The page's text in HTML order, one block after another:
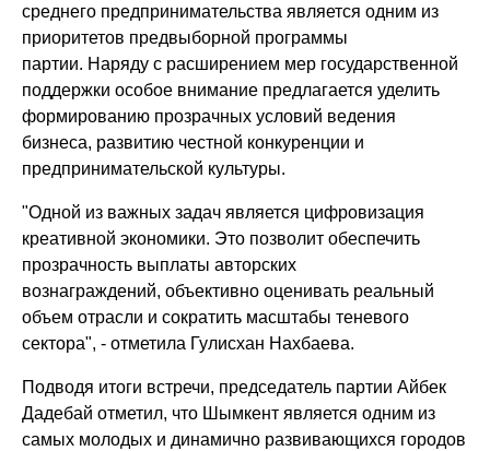
среднего предпринимательства является одним из
приоритетов предвыборной программы
партии. Наряду с расширением мер государственной
поддержки особое внимание предлагается уделить
формированию прозрачных условий ведения
бизнеса, развитию честной конкуренции и
предпринимательской культуры.
"Одной из важных задач является цифровизация
креативной экономики. Это позволит обеспечить
прозрачность выплаты авторских
вознаграждений, объективно оценивать реальный
объем отрасли и сократить масштабы теневого
сектора", - отметила Гулисхан Нахбаева.
Подводя итоги встречи, председатель партии Айбек
Дадебай отметил, что Шымкент является одним из
самых молодых и динамично развивающихся городов